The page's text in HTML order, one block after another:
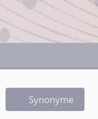
Synonyme